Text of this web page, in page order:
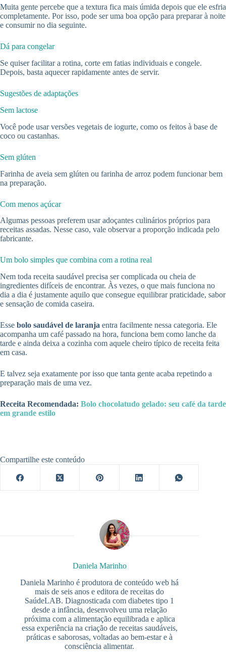
Muita gente percebe que a textura fica mais úmida depois que ele esfria
completamente. Por isso, pode ser uma boa opção para preparar à noite
e consumir no dia seguinte.
Dá para congelar
Se quiser facilitar a rotina, corte em fatias individuais e congele.
Depois, basta aquecer rapidamente antes de servir.
Sugestões de adaptações
Sem lactose
Você pode usar versões vegetais de iogurte, como os feitos à base de
coco ou castanhas.
Sem glúten
Farinha de aveia sem glúten ou farinha de arroz podem funcionar bem
na preparação.
Com menos açúcar
Algumas pessoas preferem usar adoçantes culinários próprios para
receitas assadas. Nesse caso, vale observar a proporção indicada pelo
fabricante.
Um bolo simples que combina com a rotina real
Nem toda receita saudável precisa ser complicada ou cheia de
ingredientes difíceis de encontrar. Às vezes, o que mais funciona no
dia a dia é justamente aquilo que consegue equilibrar praticidade, sabor
e sensação de comida caseira.
Esse bolo saudável de laranja entra facilmente nessa categoria. Ele
acompanha um café passado na hora, funciona bem como lanche da
tarde e ainda deixa a cozinha com aquele cheiro típico de receita feita
em casa.
E talvez seja exatamente por isso que tanta gente acaba repetindo a
preparação mais de uma vez.
Receita Recomendada: Bolo chocolatudo gelado: seu café da tarde
em grande estilo
Compartilhe este conteúdo
Daniela Marinho
Daniela Marinho é produtora de conteúdo web há
mais de seis anos e editora de receitas do
SaúdeLAB. Diagnosticada com diabetes tipo 1
desde a infância, desenvolveu uma relação
próxima com a alimentação equilibrada e aplica
essa experiência na criação de receitas saudáveis,
práticas e saborosas, voltadas ao bem-estar e à
consciência alimentar.